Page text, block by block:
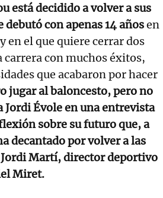
está decidido a volver a sus
con apenas 14 añosen
en el que quiere cerrar dos
carrera con muchos éxitos,
que acabaron por hacer
jugar al baloncesto, pero no
Évole en una entrevista
sobre su futuro que, a
decantado por volver a las
Martí, director deportivo
Miret.